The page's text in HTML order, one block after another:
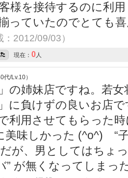
様を接待するのに利
っていたのでとても
2012/09/03）
現在： 0人
/Lv.10）
の姉妹店ですね。若
に負けずの良いお店
利用させてもらった
美味しかった (^o^) “
が、男としてはちょ
” が無くなってしまっ